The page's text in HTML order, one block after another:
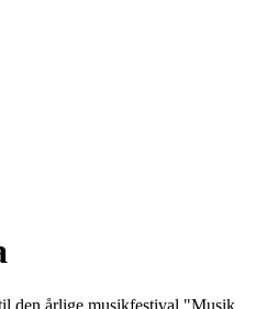
den årlige musikfestival "Musik